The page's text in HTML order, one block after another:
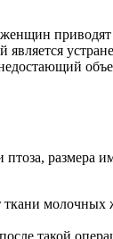
является
птоза, размера
ткани